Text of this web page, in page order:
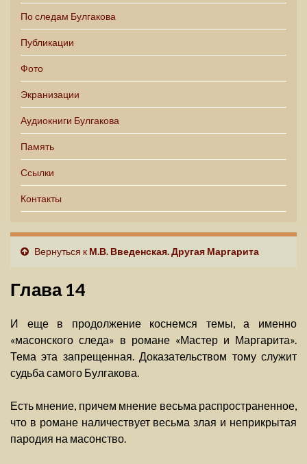
По следам Булгакова
Публикации
Фото
Экранизации
Аудиокниги Булгакова
Память
Ссылки
Контакты
Вернуться к М.В. Введенская. Другая Маргарита
Глава 14
И еще в продолжение коснемся темы, а именно
«масонского следа» в романе «Мастер и Маргарита».
Тема эта запрещенная. Доказательством тому служит
судьба самого Булгакова.
Есть мнение, причем мнение весьма распространенное,
что в романе наличествует весьма злая и неприкрытая
пародия на масонство.